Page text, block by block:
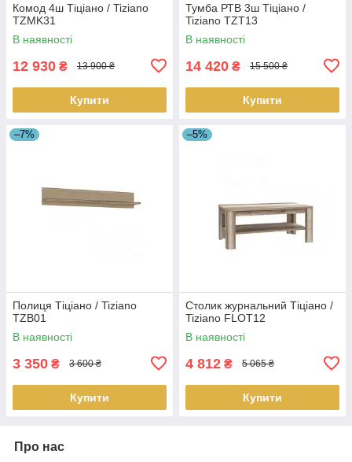
Комод 4ш Тіціано / Tiziano
TZMK31
В наявності
12 930 ₴ 13 900 ₴
Купити
Тумба РТВ 3ш Тіціано /
Tiziano TZT13
В наявності
14 420 ₴ 15 500 ₴
Купити
–7%
Полиця Тіціано / Tiziano
TZB01
В наявності
3 350 ₴ 3 600 ₴
Купити
–5%
Столик журнальний Тіціано /
Tiziano FLOT12
В наявності
4 812 ₴ 5 065 ₴
Купити
Про нас